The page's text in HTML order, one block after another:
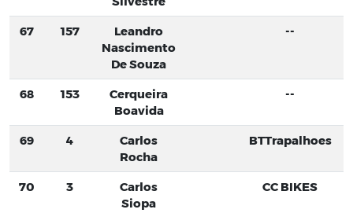
67 157
Leandro
Nascimento
De Souza
--
68 153
Cerqueira
Boavida
--
69 4
Carlos
Rocha
BTTrapalhoes
70 3
Carlos
Siopa
CC BIKES